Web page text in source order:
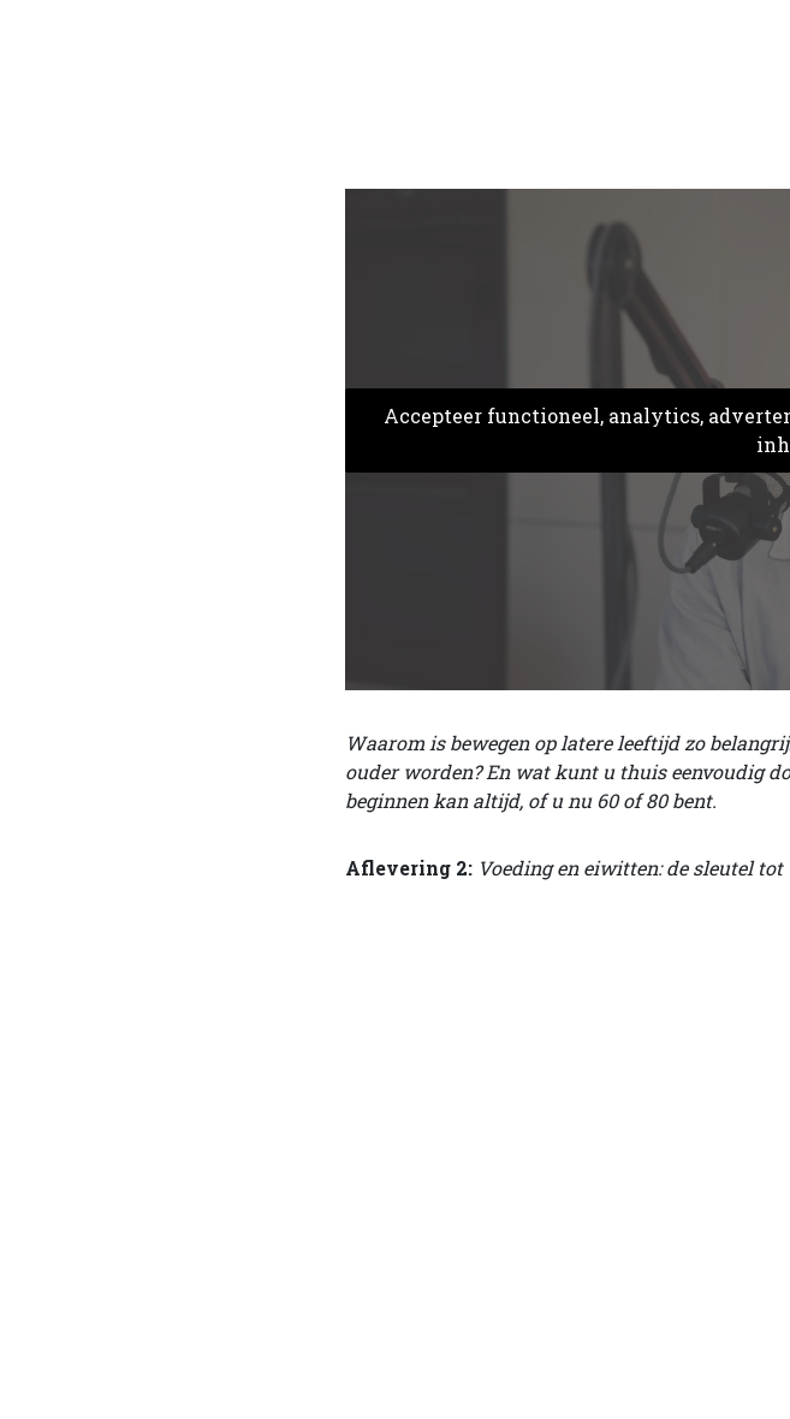
Accepteer functioneel, analytics,
Waarom is bewegen op latere leeftijd zo
ouder worden? En wat kunt u thuis eenvoudig
beginnen kan altijd, of u nu 60 of 80 bent.
Aflevering 2: Voeding en eiwitten: de sleutel